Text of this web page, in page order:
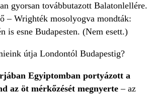
gyorsan továbbutazott Balatonlellére.
– Wrighték mosolyogva mondták:
is esne Budapesten. (Nem esett.)
útja Londontól Budapestig?
Egyiptomban portyázott a
az öt mérkőzését megnyerte– az